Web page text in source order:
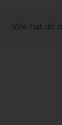
Wie hat dir